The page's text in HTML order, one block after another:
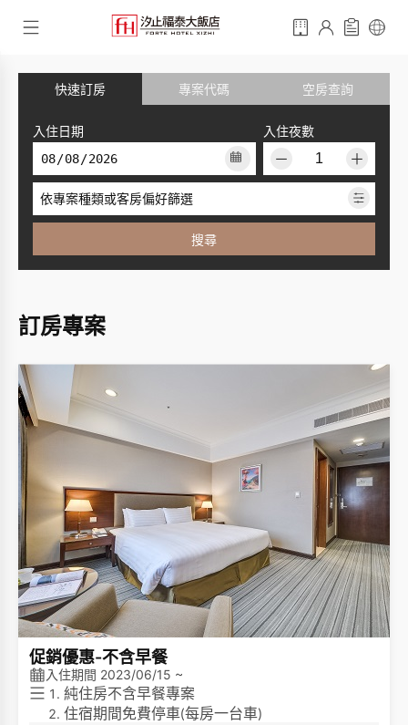
快速訂房
入住日期
入住夜數
－
＋
依專案種類或客房偏好篩選
搜尋
專案代碼 空房查詢
訂房專案
促銷優惠-不含早餐
入住期間 2023/06/15 ~
純住房不含早餐專案
住宿期間免費停車(每房一台車)